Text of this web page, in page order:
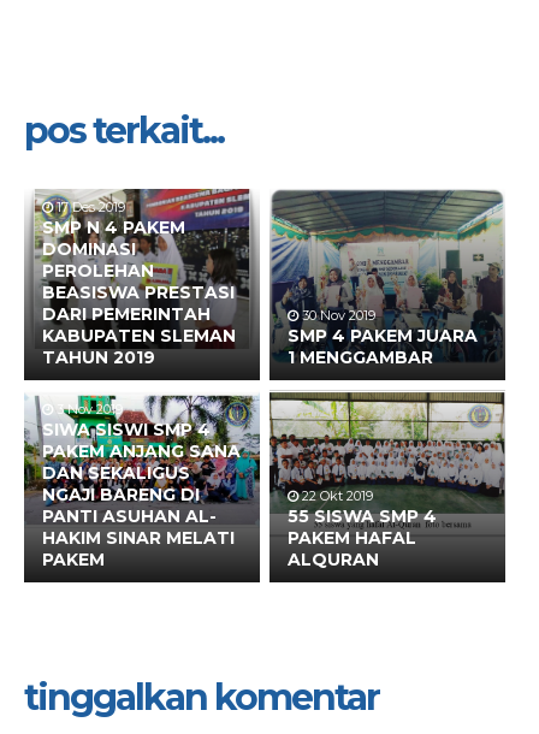
pos terkait...
17 Des 2019
SMP N 4 PAKEM
DOMINASI
PEROLEHAN
BEASISWA PRESTASI
DARI PEMERINTAH
KABUPATEN SLEMAN
TAHUN 2019
30 Nov 2019
SMP 4 PAKEM JUARA
1 MENGGAMBAR
3 Nov 2019
SIWA SISWI SMP 4
PAKEM ANJANG SANA
DAN SEKALIGUS
NGAJI BARENG DI
PANTI ASUHAN AL-
HAKIM SINAR MELATI
PAKEM
22 Okt 2019
55 SISWA SMP 4
PAKEM HAFAL
ALQURAN
tinggalkan komentar